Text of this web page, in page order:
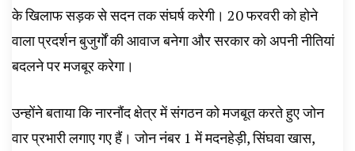
के खिलाफ सड़क से सदन तक संघर्ष करेगी। 20 फरवरी को होने
वाला प्रदर्शन बुजुर्गों की आवाज बनेगा और सरकार को अपनी नीतियां
बदलने पर मजबूर करेगा।
उन्होंने बताया कि नारनौंद क्षेत्र में संगठन को मजबूत करते हुए जोन
वार प्रभारी लगाए गए हैं। जोन नंबर 1 में मदनहेड़ी, सिंघवा खास,